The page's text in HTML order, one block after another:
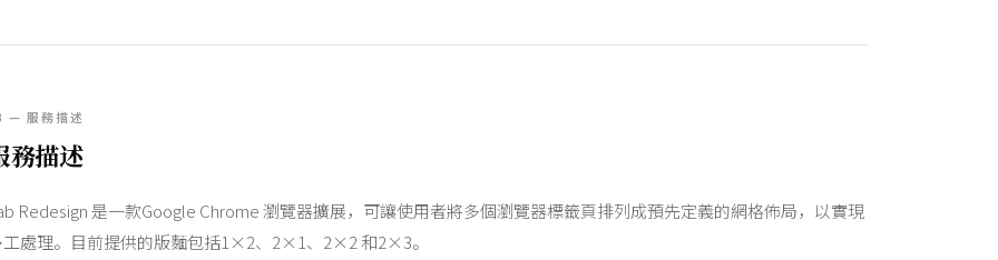
— 服務描述
務描述
Redesign 是一款Google Chrome 瀏覽器擴展，可讓使用者將多個瀏覽器標籤頁排列成預先定義的網格佈局，以實現
處理。目前提供的版麵包括1×2、2×1、2×2 和2×3。